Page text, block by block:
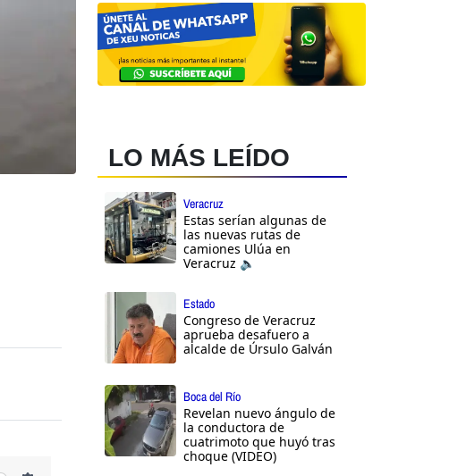
LO MÁS LEÍDO
Veracruz
Estas serían algunas de
las nuevas rutas de
camiones Ulúa en
Veracruz 🔈
Estado
Congreso de Veracruz
aprueba desafuero a
alcalde de Úrsulo Galván
Boca del Río
Revelan nuevo ángulo de
la conductora de
cuatrimoto que huyó tras
choque (VIDEO)